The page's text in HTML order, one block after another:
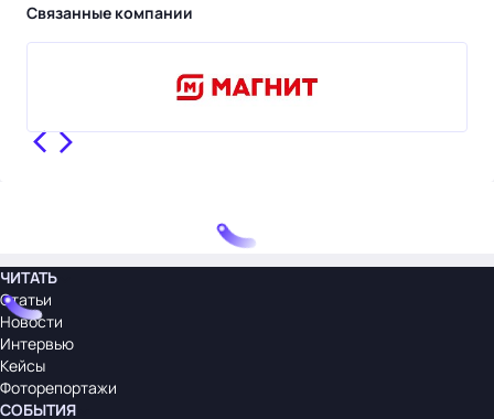
Связанные компании
ЧИТАТЬ
Статьи
Новости
Интервью
Кейсы
Фоторепортажи
СОБЫТИЯ